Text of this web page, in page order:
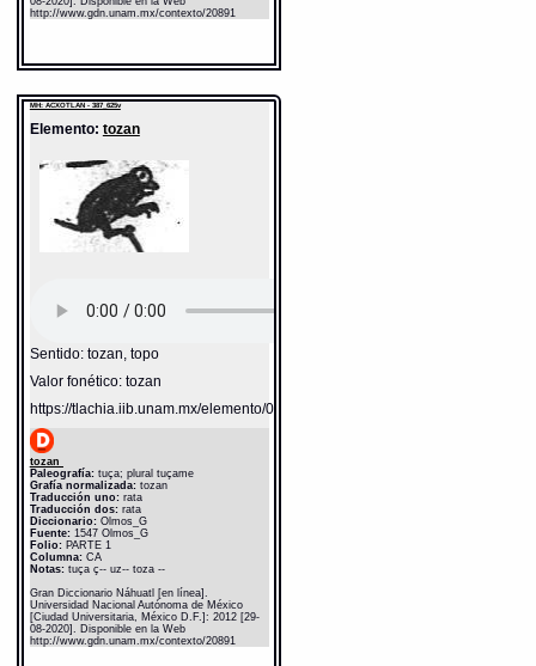
http://www.gdn.unam.mx/contexto/20891
MH: ACXOTLAN - 387_625v
Elemento: tozan
Sentido: tozan, topo
Valor fonético: tozan
https://tlachia.iib.unam.mx/elemento/02.02.14
tozan
Paleografía:tuça; plural tuçame
Grafía normalizada:tozan
Traducción uno:rata
Traducción dos:rata
Diccionario: Olmos_G
Fuente:1547 Olmos_G
Folio:PARTE 1
Columna:CA
Notas:tuça ç-- uz-- toza --
Gran Diccionario Náhuatl [en línea].
Universidad Nacional Autónoma de México
[Ciudad Universitaria, México D.F.]: 2012 [29-
08-2020]. Disponible en la Web
http://www.gdn.unam.mx/contexto/20891